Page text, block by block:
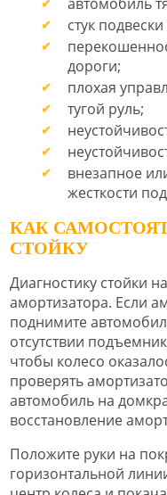
стук
дороги;
плохая
тугой руль;
внезапное
жесткости
КАК
СТОЙКУ
Диагностику стойки
амортизатора. Если
поднимите
отсутствии
чтобы колесо
проверять
автомобиль на
восстановление
Положите руки на
горизонтальной